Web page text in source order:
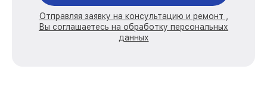
Отправляя заявку на консультацию и ремонт ,
Вы соглашаетесь на обработку персональных
данных